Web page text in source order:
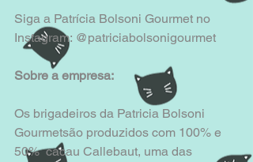
Siga a Patrícia Bolsoni Gourmet no
Instagram: @patriciabolsonigourmet
Sobre a empresa:
Os brigadeiros da Patricia Bolsoni
Gourmetsão produzidos com 100% e
50%  cacau Callebaut, uma das